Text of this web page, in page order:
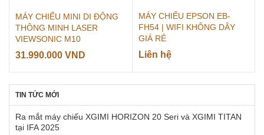
MÁY CHIẾU MINI DI ĐỘNG
THÔNG MINH LASER
VIEWSONIC M10
31.990.000 VND
MÁY CHIẾU EPSON EB-
FH54 | WIFI KHÔNG DÂY
GIÁ RẺ
Liên hệ
TIN TỨC MỚI
Ra mắt máy chiếu XGIMI HORIZON 20 Seri và XGIMI TITAN
tại IFA 2025